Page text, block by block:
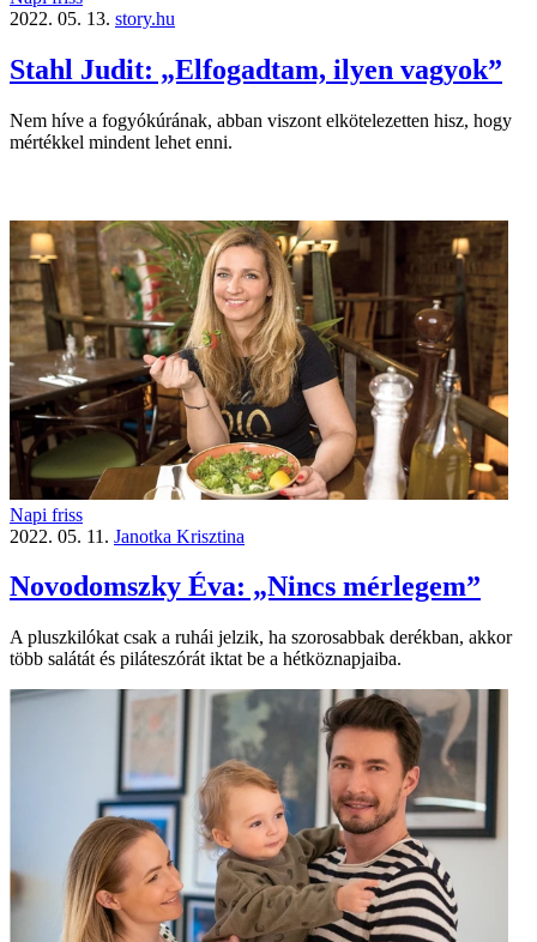
2022. 05. 13. story.hu
Stahl Judit: „Elfogadtam, ilyen vagyok”
Nem híve a fogyókúrának, abban viszont elkötelezetten hisz, hogy
mértékkel mindent lehet enni.
Napi friss
2022. 05. 11. Janotka Krisztina
Novodomszky Éva: „Nincs mérlegem”
A pluszkilókat csak a ruhái jelzik, ha szorosabbak derékban, akkor
több salátát és piláteszórát iktat be a hétköznapjaiba.